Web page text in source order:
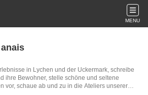
MENU
in Lychen und der Uckermark, schreibe
ihre Bewohner, stelle schöne und seltene
vor, schaue ab und zu in die Ateliers unserer